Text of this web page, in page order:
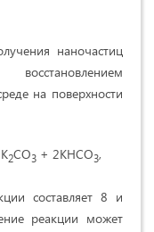
наночастиц
на поверхности
2CO3+ 2KHCO3,
составляет 8 и
реакции может